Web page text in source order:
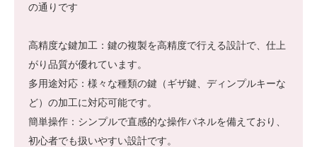
の通りです
高精度な鍵加工：鍵の複製を高精度で行える設計で、仕上
がり品質が優れています。
多用途対応：様々な種類の鍵（ギザ鍵、ディンプルキーな
ど）の加工に対応可能です。
簡単操作：シンプルで直感的な操作パネルを備えており、
初心者でも扱いやすい設計です。